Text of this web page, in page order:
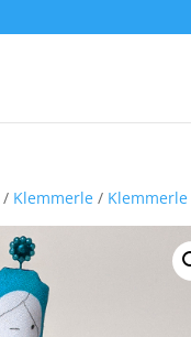
/ Klemmerle / Klemmerle